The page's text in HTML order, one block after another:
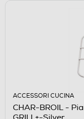
ACCESSORI CUCINA
CHAR-BROIL -